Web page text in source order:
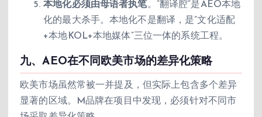
本地化必须由母语者执笔。”翻译腔”是AEO本地
化的最大杀手。本地化不是翻译，是”文化适配
+本地KOL+本地媒体”三位一体的系统工程。
九、AEO在不同欧美市场的差异化策略
欧美市场虽然常被一并提及，但实际上包含多个差异
显著的区域。M品牌在项目中发现，必须针对不同市